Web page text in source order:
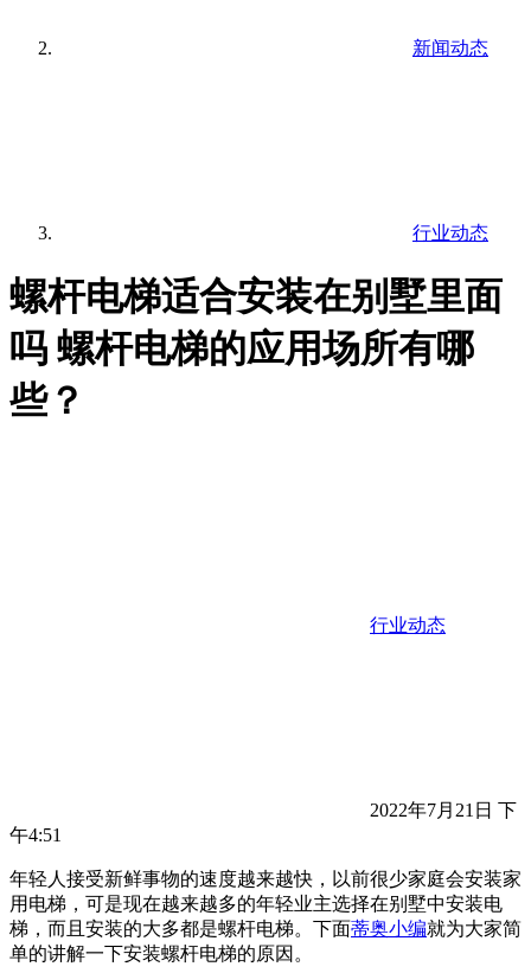
新闻动态
行业动态
螺杆电梯适合安装在别墅里面
吗 螺杆电梯的应用场所有哪
些？
行业动态
2022年7月21日 下
午4:51
年轻人接受新鲜事物的速度越来越快，以前很少家庭会安装家
用电梯，可是现在越来越多的年轻业主选择在别墅中安装电
梯，而且安装的大多都是螺杆电梯。下面蒂奥小编就为大家简
单的讲解一下安装螺杆电梯的原因。